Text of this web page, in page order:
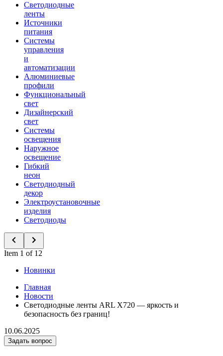
Светодиодные
ленты
Источники
питания
Системы
управления
и
автоматизации
Алюминиевые
профили
Функциональный
свет
Дизайнерский
свет
Системы
освещения
Наружное
освещение
Гибкий
неон
Светодиодный
декор
Электроустановочные
изделия
Светодиоды
Item 1 of 12
Новинки
Главная
Новости
Светодиодные ленты ARL X720 — яркость и
безопасность без границ!
10.06.2025
Задать вопрос